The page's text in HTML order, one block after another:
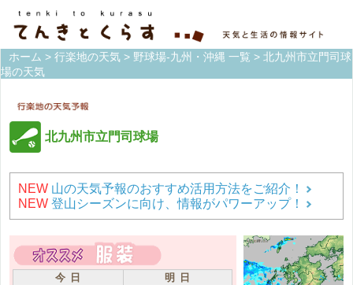
ホーム > 行楽地の天気 > 野球場-九州・沖縄 一覧 > 北九州市立門司球
場の天気
北九州市立門司球場
NEW 山の天気予報のおすすめ活用方法をご紹介！
NEW 登山シーズンに向け、情報がパワーアップ！
今 日
明 日